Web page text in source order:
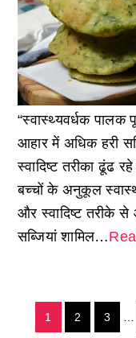
“स्वास्थ्यवर्धक पालक
आहार में अधिक हरी
स्वादिष्ट तरीका ढूंढ
बच्चों के अनुकूल
और स्वादिष्ट तरीके
सब्जियां शामिल…
1 2 3